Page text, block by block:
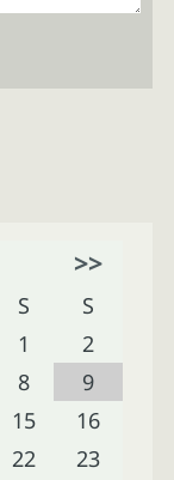
>>
S
S
1
2
8
9
15
16
22
23